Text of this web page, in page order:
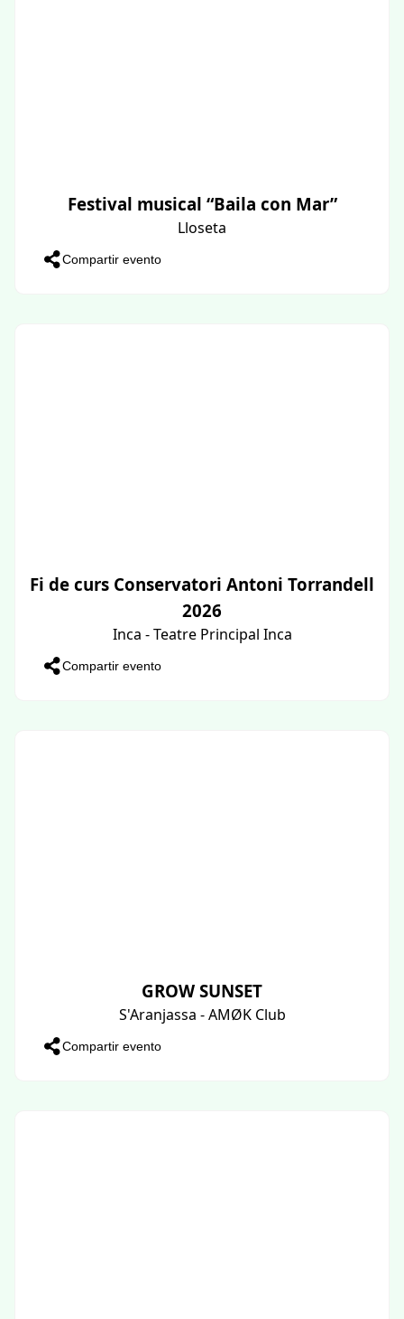
Festival musical “Baila con Mar”
Lloseta
Compartir evento
Fi de curs Conservatori Antoni Torrandell
2026
Inca - Teatre Principal Inca
Compartir evento
GROW SUNSET
S'Aranjassa - AMØK Club
Compartir evento